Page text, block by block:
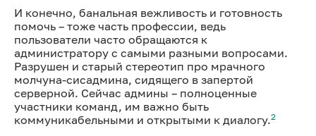
И конечно, банальная вежливость и готовность
помочь – тоже часть профессии, ведь
пользователи часто обращаются к
администратору с самыми разными вопросами.
Разрушен и старый стереотип про мрачного
молчуна-сисадмина, сидящего в запертой
серверной. Сейчас админы – полноценные
участники команд, им важно быть
коммуникабельными и открытыми к диалогу.2